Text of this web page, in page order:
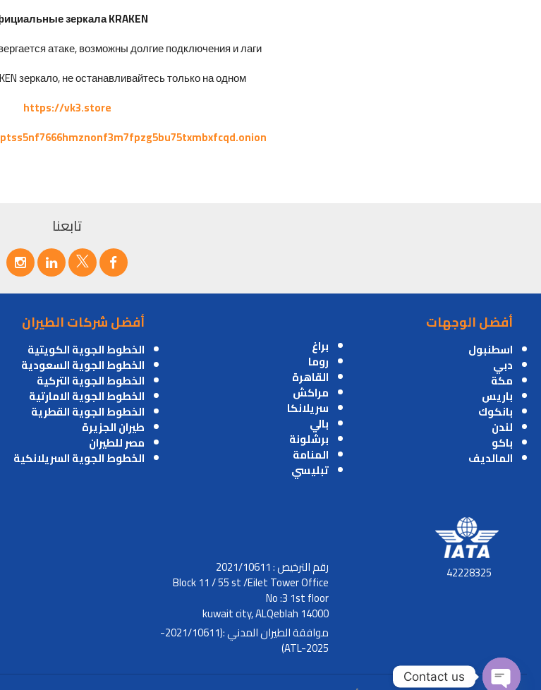
зеркала KRAKEN
атаке, возможны долгие подключения и лаги.
зеркало, не останавливайтесь только на одном.
https://vk3.store
تابعنا
أفضل الوجهات
اسطنبول
دبي
مكة
باريس
بانكوك
لندن
باكو
المالديف
براغ
روما
القاهرة
مراكش
سريلانكا
بالي
برشلونة
المنامة
تبليسي
أفضل شركات الطيران
الخطوط الجوية الكويتية
الخطوط الجوية السعودية
الخطوط الجوية التركية
الخطوط الجوية الامارتية
الخطوط الجوية القطرية
طيران الجزيرة
مصر للطيران
الخطوط الجوية السريلانكية
42228325 رقم الترخيص : 2021/10611
Block 11 / 55 st /Eilet Tower Office
No :3 1st floor
kuwait city, ALQeblah 14000
موافقة الطيران المدني :(2021/10611-
ATL-2025)
Contact us